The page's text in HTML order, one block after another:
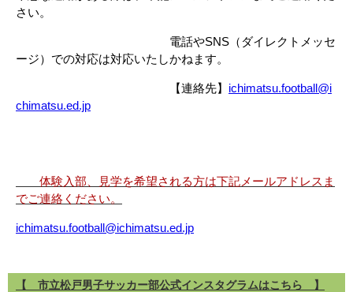
さい。
電話やSNS（ダイレクトメッセ
ージ）での対応は対応いたしかねます。
【連絡先】 ichimatsu.football@i
chimatsu.ed.jp
体験入部、見学を希望される方は下記メールアドレスま
でご連絡ください。
ichimatsu.football@ichimatsu.ed.jp
【 市立松戸男子サッカー部公式インスタグラムはこちら 】